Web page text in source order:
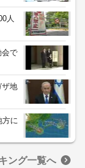
人
で
地
方に
ング一覧へ